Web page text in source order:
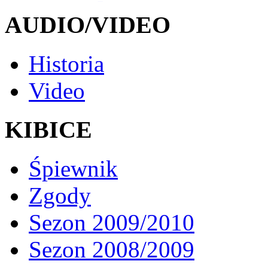
AUDIO/VIDEO
Historia
Video
KIBICE
Śpiewnik
Zgody
Sezon 2009/2010
Sezon 2008/2009